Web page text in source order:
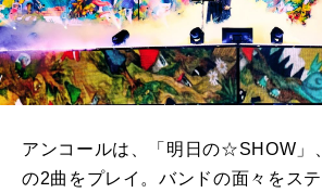
アンコールは、「明日の☆SHOW」
の2曲をプレイ。バンドの面々をス